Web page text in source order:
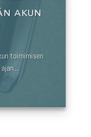
AKUN
toimimisen